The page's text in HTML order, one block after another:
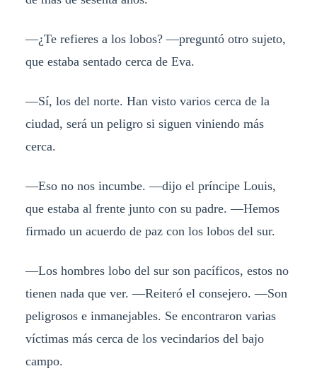
—¿Te refieres a los lobos? —preguntó otro sujeto,
que estaba sentado cerca de Eva.
—Sí, los del norte. Han visto varios cerca de la
ciudad, será un peligro si siguen viniendo más
cerca.
—Eso no nos incumbe. —dijo el príncipe Louis,
que estaba al frente junto con su padre. —Hemos
firmado un acuerdo de paz con los lobos del sur.
—Los hombres lobo del sur son pacíficos, estos no
tienen nada que ver. —Reiteró el consejero. —Son
peligrosos e inmanejables. Se encontraron varias
víctimas más cerca de los vecindarios del bajo
campo.